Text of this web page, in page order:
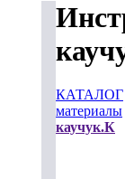
КАТАЛОГ
материалы
каучук.К